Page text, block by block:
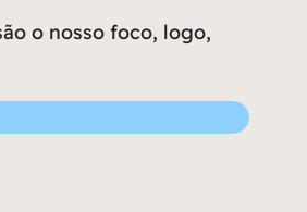
o nosso foco, logo,